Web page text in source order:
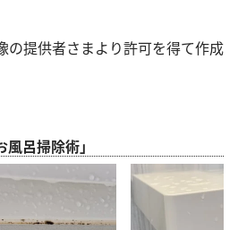
提供者さまより許可を得て作成
呂掃除術」